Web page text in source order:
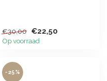
€30,00 €22,50
Op voorraad
-25%